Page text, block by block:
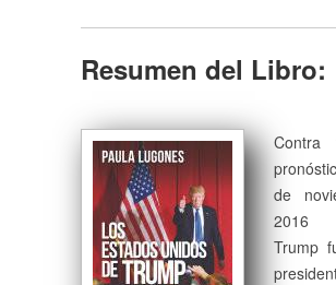
Resumen del Libro:
Contra
de
2016
Trump